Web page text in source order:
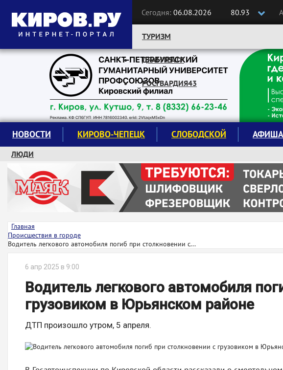
Сегодня: 06.08.2026 80.93
Следите за новостями:
ТУРИЗМ
ДРАМТЕАТР
РОСГВАРДИЯ43
НОВОСТИ КИРОВО-ЧЕПЕЦК СЛОБОДСКОЙ АФИША
ЛЮДИ
КРУЖКИ И СЕКЦИИ
ЗАВОДУ "МАЯК" 85 ЛЕТ
ЭКОЛОГИЯ
Главная
Происшествия в городе
Водитель легкового автомобиля погиб при столкновении с...
6 апр 2025 в 9:00
Водитель легкового автомобиля
грузовиком в Юрьянском районе
ДТП произошло утром, 5 апреля.